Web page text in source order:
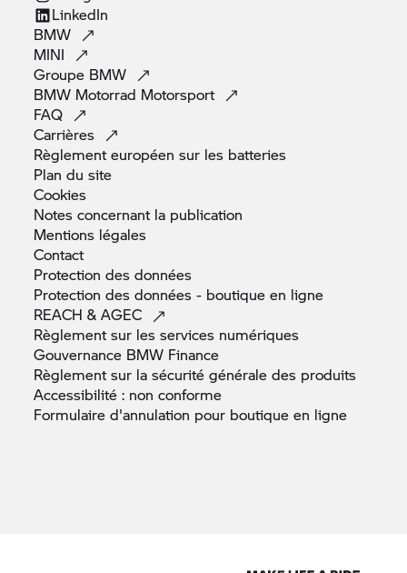
LinkedIn
BMW
MINI
Groupe BMW
BMW Motorrad Motorsport
FAQ
Carrières
Règlement européen sur les batteries
Plan dusite
Cookies
Notes concernant la publication
Mentions légales
Contact
Protection desdonnées
Protection des données - boutique en ligne
REACH &AGEC
Règlement sur les services numériques
Gouvernance BMW Finance
Règlement sur la sécurité générale des produits
Accessibilité : nonconforme
Formulaire d'annulation pour boutique en ligne